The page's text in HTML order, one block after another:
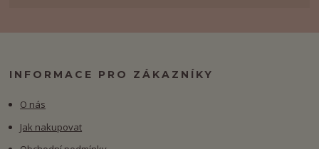
INFORMACE PRO ZÁKAZNÍKY
O nás
Jak nakupovat